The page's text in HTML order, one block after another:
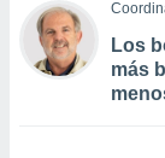
Los
más